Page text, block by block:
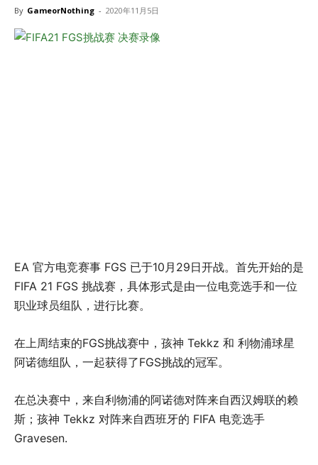
By GameorNothing - 2020年11月5日
EA 官方电竞赛事 FGS 已于10月29日开战。首先开始的是
FIFA 21 FGS 挑战赛，具体形式是由一位电竞选手和一位
职业球员组队，进行比赛。
在上周结束的FGS挑战赛中，孩神 Tekkz 和 利物浦球星
阿诺德组队，一起获得了FGS挑战的冠军。
在总决赛中，来自利物浦的阿诺德对阵来自西汉姆联的赖
斯；孩神 Tekkz 对阵来自西班牙的 FIFA 电竞选手
Gravesen.